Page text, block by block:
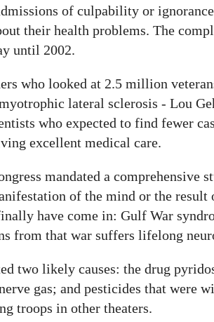
of culpability or
their health problems. The
until 2002.
who looked at 2.5 million
lateral sclerosis - Lou
who expected to find fewer
excellent medical care.
mandated a comprehensive
of the mind or the result
have come in: Gulf War
from that war suffers lifelong
two likely causes: the drug
gas; and pesticides that were
troops in other theaters.